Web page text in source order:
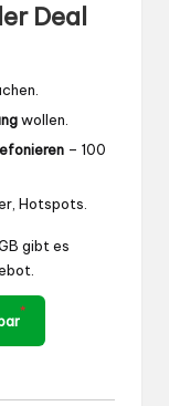
Deal
wollen.
– 100
Hotspots.
gibt es
*